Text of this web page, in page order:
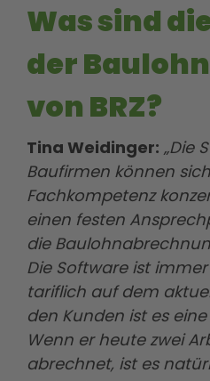
Was sind
der
von BRZ?
Tina Weidinger: „Die
Baufirmen können
Fachkompetenz
einen festen
die
Die Software ist
tariflich auf dem
den Kunden ist es
Wenn er heute zwei
abrechnet, ist es